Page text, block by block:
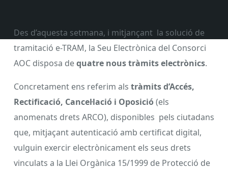
Des d’aquesta setmana, i mitjançant la solució de
tramitació e-TRAM, la Seu Electrònica del Consorci
AOC disposa dequatre nous tràmits electrònics.
Concretament ens referim als tràmits d’Accés,
Rectificació, Cancel·lació i Oposició(els
anomenats drets ARCO), disponibles pels ciutadans
que, mitjaçant autenticació amb certificat digital,
vulguin exercir electrònicament els seus drets
vinculats a la Llei Orgànica 15/1999 de Protecció de